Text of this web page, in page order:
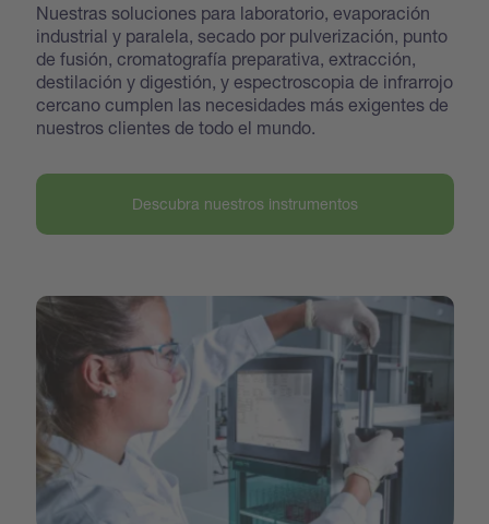
Nuestras soluciones para laboratorio, evaporación
industrial y paralela, secado por pulverización, punto
de fusión, cromatografía preparativa, extracción,
destilación y digestión, y espectroscopia de infrarrojo
cercano cumplen las necesidades más exigentes de
nuestros clientes de todo el mundo.
Descubra nuestros instrumentos